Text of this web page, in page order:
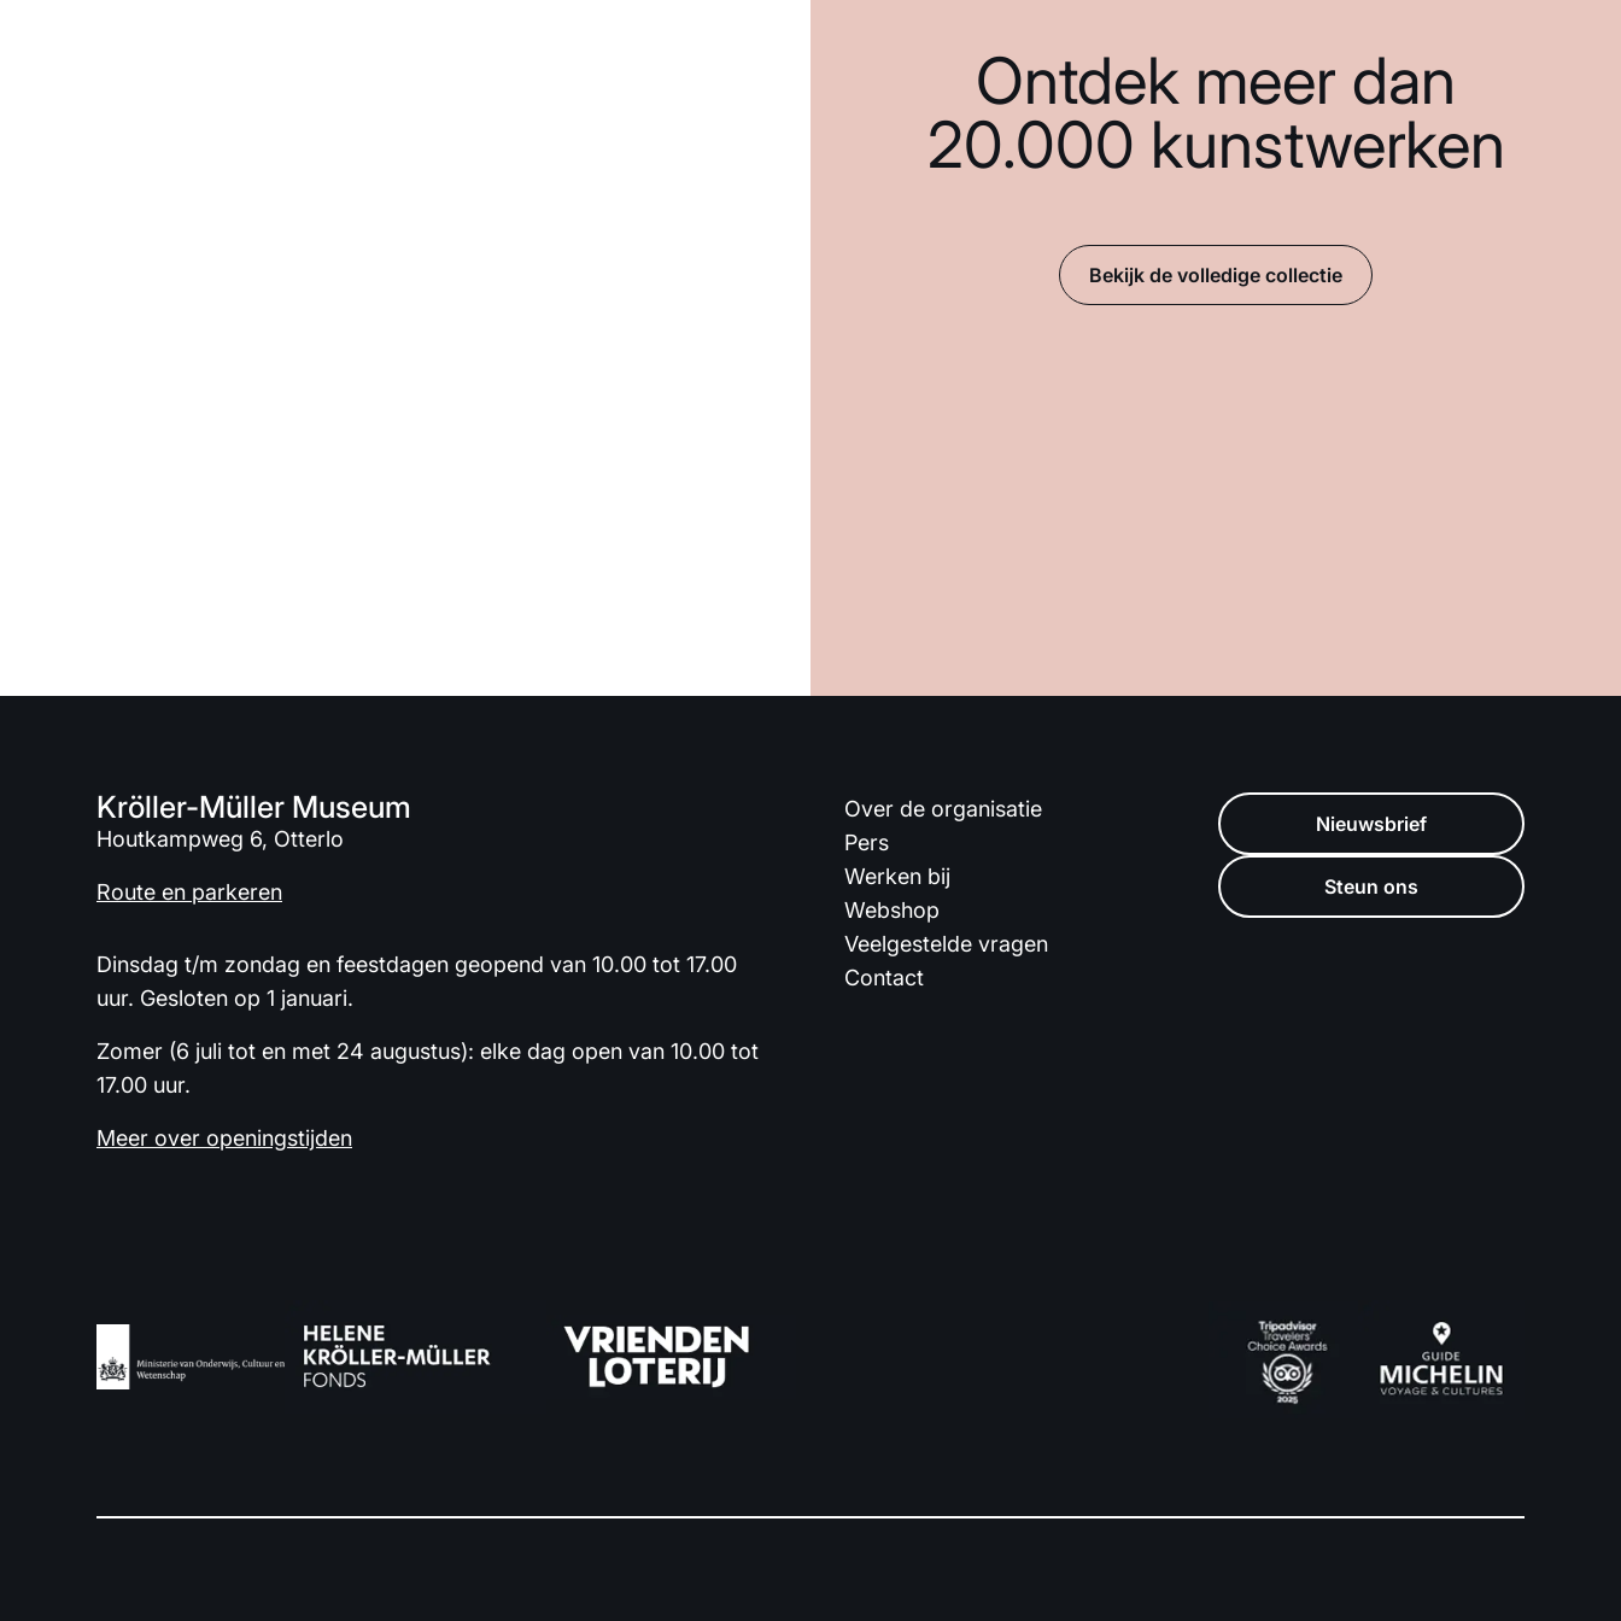
Ontdek meer dan
20.000 kunstwerken
Bekijk de volledige collectie
Kröller-Müller Museum
Houtkampweg 6, Otterlo
Route en parkeren
Dinsdag t/m zondag en feestdagen geopend van 10.00 tot 17.00
uur. Gesloten op 1 januari.
Zomer (6 juli tot en met 24 augustus): elke dag open van 10.00 tot
17.00 uur.
Meer over openingstijden
Over de organisatie
Pers
Werken bij
Webshop
Veelgestelde vragen
Contact
Nieuwsbrief
Steun ons